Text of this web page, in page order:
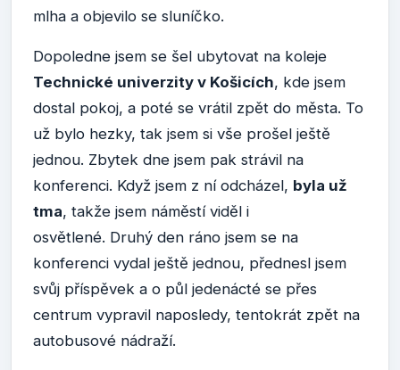
mlha a objevilo se sluníčko.
Dopoledne jsem se šel ubytovat na koleje
Technické univerzity v Košicích, kde jsem
dostal pokoj, a poté se vrátil zpět do města. To
už bylo hezky, tak jsem si vše prošel ještě
jednou. Zbytek dne jsem pak strávil na
konferenci. Když jsem z ní odcházel, byla už
tma, takže jsem náměstí viděl i
osvětlené. Druhý den ráno jsem se na
konferenci vydal ještě jednou, přednesl jsem
svůj příspěvek a o půl jedenácté se přes
centrum vypravil naposledy, tentokrát zpět na
autobusové nádraží.